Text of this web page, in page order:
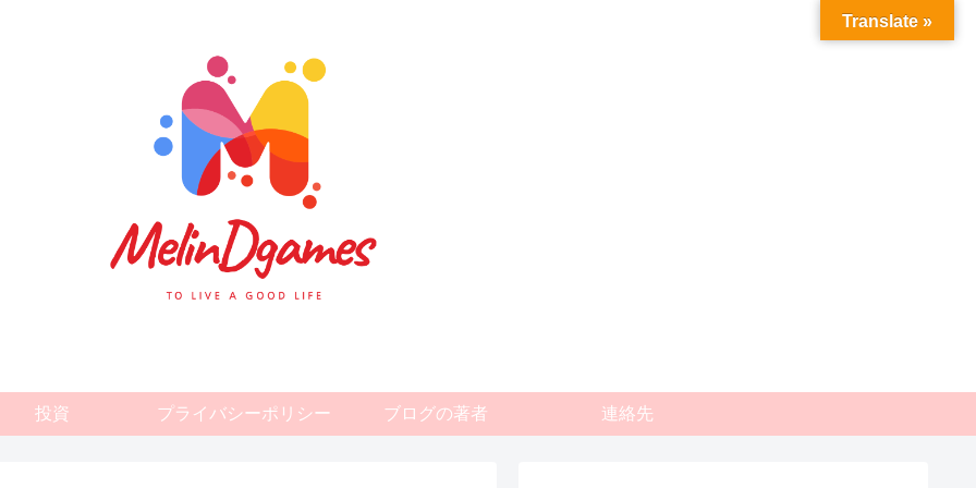
投資 プライバシーポリシー ブログの著者 連絡先
Translate »